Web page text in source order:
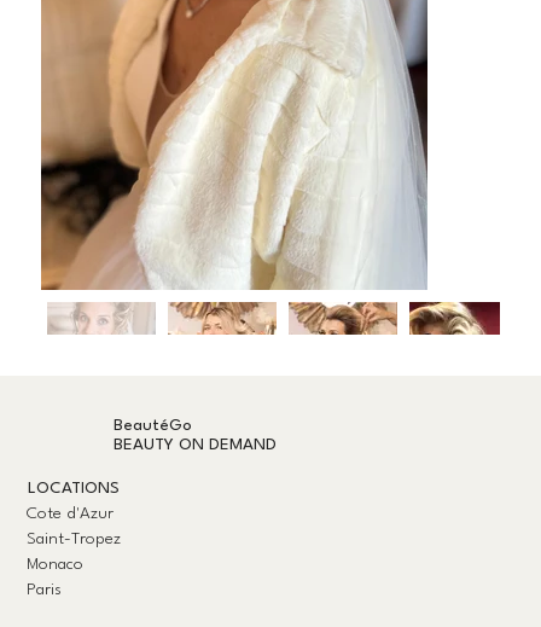
BeautéGo
BEAUTY ON DEMAND
LOCATIONS
Cote d'Azur
Saint-Tropez
Monaco
Paris